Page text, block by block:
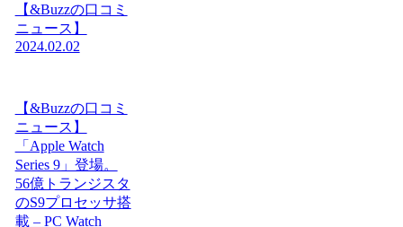
【&Buzzの口コミ
ニュース】
2024.02.02
【&Buzzの口コミ
ニュース】
「Apple Watch
Series 9」登場。
56億トランジスタ
のS9プロセッサ搭
載 – PC Watch